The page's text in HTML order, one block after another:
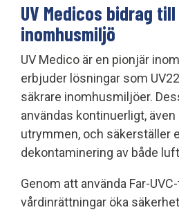
UV Medicos bidrag
inomhusmiljö
UV Medico är en pionjär
erbjuder lösningar som
säkrare inomhusmiljöer.
användas kontinuerligt, även
utrymmen, och säkerställer
dekontaminering av både
Genom att använda Far-
vårdinrättningar öka